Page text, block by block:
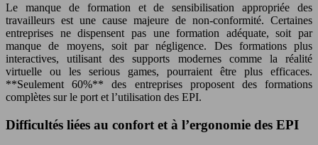
Le manque de formation et de sensibilisation appropriée des
travailleurs est une cause majeure de non-conformité. Certaines
entreprises ne dispensent pas une formation adéquate, soit par
manque de moyens, soit par négligence. Des formations plus
interactives, utilisant des supports modernes comme la réalité
virtuelle ou les serious games, pourraient être plus efficaces.
**Seulement 60%** des entreprises proposent des formations
complètes sur le port et l’utilisation des EPI.
Difficultés liées au confort et à l’ergonomie des EPI